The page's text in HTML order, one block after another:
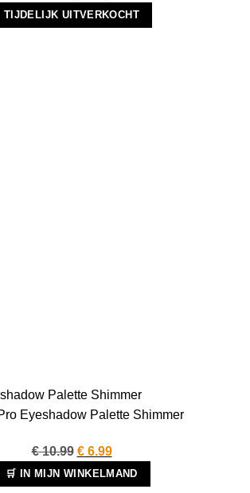
prijs
was:
prijs
is:
TIJDELIJK UITVERKOCHT
Eyeshadow Palette Shimmer
€10.99 Oorspronkelijke
prijs
was:
€6.99Huidige
prijs
is:
🛒 IN MIJN WINKELMAND